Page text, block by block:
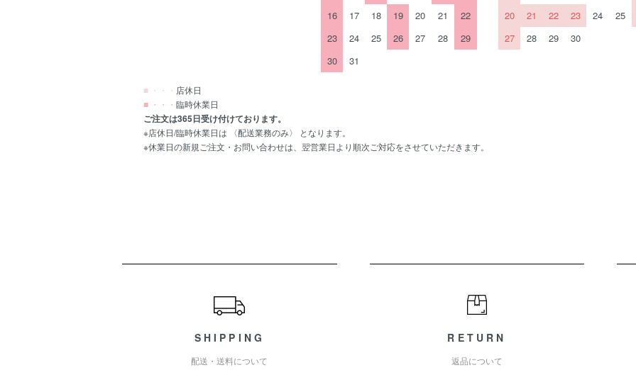
16
17 18 19 20 21
22
23
24 25 26 27 28
29
30
31
20
21 22 23 24 25
27
28 29 30
■ ・・・ 店休日
■ ・・・ 臨時休業日
ご注文は365日受け付けております。
※店休日/臨時休業日は 〈配送業務のみ〉 となります。
※休業日の新規ご注文・お問い合わせは、翌営業日より順次ご対応をさせていただきます。
SHIPPING
配送・送料について
RETURN
返品について